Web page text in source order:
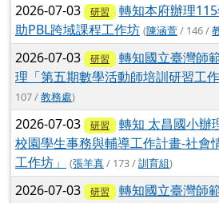
2026-07-03 研習
轉知本府辦理
助PBL跨域課程工作坊 (陳涵萱/ 146 /
2026-07-03 研習
轉知國立臺灣師
理「第五期數學活動師培訓研習工作
107 /教務處)
2026-07-03 研習
轉知 太昌國小辦
校園學生事務與輔導工作計畫-社會
工作坊」
(張羊真/ 173 /訓育組)
2026-07-03 研習
轉知國立臺灣師